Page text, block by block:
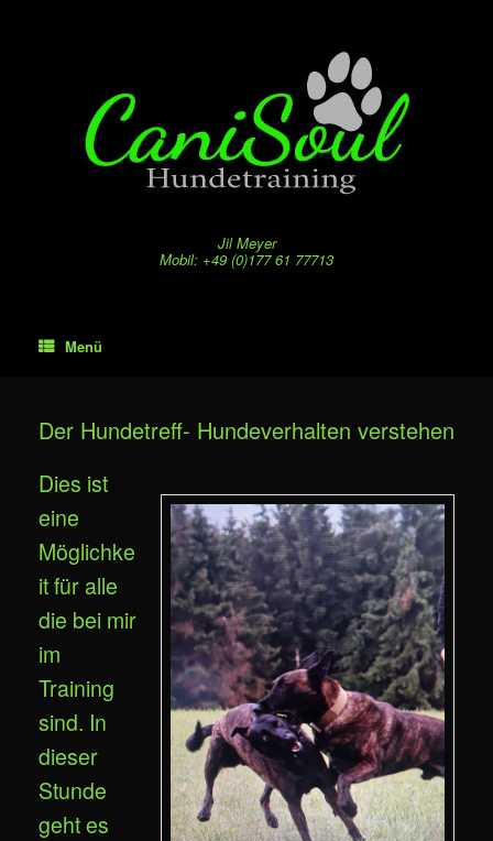
Jil Meyer
Mobil: +49 (0)177 61 77713
Menü
Der Hundetreff- Hundeverhalten verstehen
Dies ist
eine
Möglichke
it für alle
die bei mir
im
Training
sind. In
dieser
Stunde
geht es